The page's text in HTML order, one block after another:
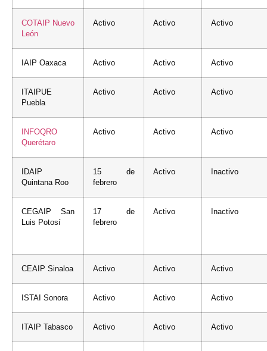
COTAIP Nuevo
León
Activo Activo Activo
IAIP Oaxaca Activo Activo Activo
ITAIPUE
Puebla
Activo Activo Activo
INFOQRO
Querétaro
Activo Activo Activo
IDAIP
Quintana Roo
15 de
febrero
Activo Inactivo
CEGAIP San
Luis Potosí
17 de
febrero
Activo Inactivo
CEAIP Sinaloa Activo Activo Activo
ISTAI Sonora Activo Activo Activo
ITAIP Tabasco Activo Activo Activo